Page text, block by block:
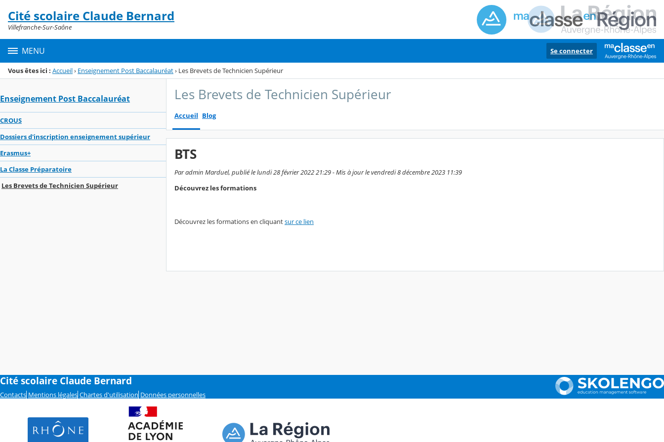
Menu de la rubrique
Contenu
Cité scolaire Claude Bernard
Villefranche-Sur-Saône
MENU Se connecter
Vous êtes ici : Accueil› Enseignement Post Baccalauréat› Les Brevets de Technicien Supérieur
Enseignement Post Baccalauréat
CROUS
Dossiers d'inscription enseignement supérieur
Erasmus+
La Classe Préparatoire
Les Brevets de Technicien Supérieur
Les Brevets de Technicien Supérieur
Accueil Blog
BTS
Par admin Marduel, publié le lundi 28 février 2022 21:29 - Mis à jour le vendredi 8 décembre 2023 11:39
Découvrez les formations
Découvrez les formations en cliquantsur ce lien
Cité scolaire Claude Bernard
Contacts Mentions légales Chartes d'utilisation Données personnelles